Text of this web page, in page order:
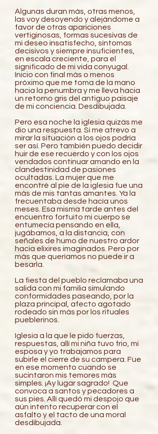
Algunas duran más, otras menos,
las voy desoyendo y alejándome a
favor de otras apariciones
vertiginosas, formas sucesivas de
mi deseo insatisfecho, síntomas
decisivos y siempre insuficientes,
en escala creciente, para el
significado de mi vida conyugal.
Inicio con final más o menos
próximo que me toma de la mano
hacia la penumbra y me lleva hacia
un retorno gris del antiguo paisaje
de mi conciencia. Desdibujada.
Pero esa noche la iglesia quizás me
dio una respuesta. Si me atrevo a
mirar la situación a los ojos podría
ser así. Pero también puedo decidir
huir de ese recuerdo y con los ojos
vendados continuar amando en la
clandestinidad de pasiones
ocultadas. La mujer que me
encontré al pie de la iglesia fue una
más de mis tantas amantes. Ya la
frecuentaba desde hacía unos
meses. Esa misma tarde antes del
encuentro fortuito mi cuerpo se
entumecía pensando en ella,
jugábamos, a la distancia, con
señales de humo de nuestro ardor
hacia elixires imaginados. Pero por
más que queríamos no puede ir a
besarla.
La fiesta del pueblo reclamaba una
salida con mi familia simulando
conformidades paseando, por la
plaza principal, afecto agotado
rodeado sin más por los rituales
pueblerinos.
Iglesia a la que le pido fuerzas,
respuestas, allí mi niña tuvo frio, mi
esposa y yo trabajamos para
subirle el cierre de su campera. Fue
en ese momento cuando se
sucintaron mis temores más
simples. ¡Ay lugar sagrado! Que
convoca a santos y pecadores a
sus pies. Allí quedó mi despojo que
aún intento recuperar con el
asfalto y el tacto de una moral
desdibujada.